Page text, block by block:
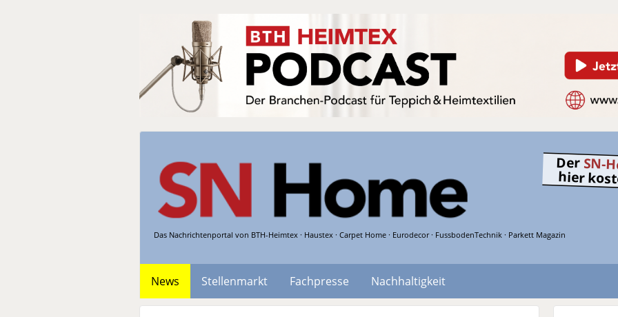
Das Nachrichtenportal von BTH-Heimtex · Haustex · Carpet Home · Eurodecor · FussbodenTechnik · Parkett Magazin
Der SN-
hier
News Stellenmarkt Fachpresse
Nachhaltigkeit